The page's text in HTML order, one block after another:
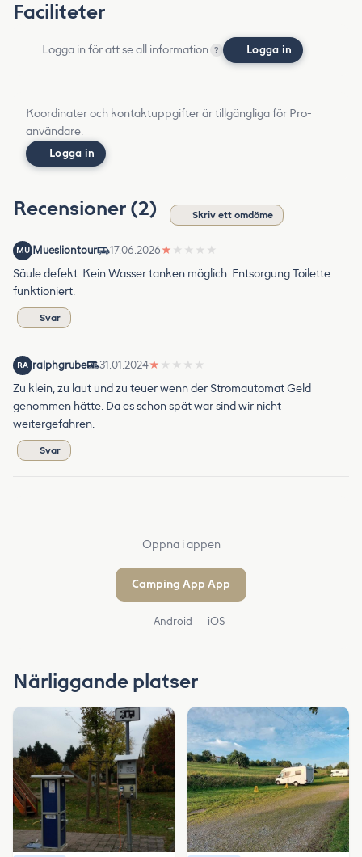
Faciliteter
Logga in för att se all information ? Logga in
Koordinater och kontaktuppgifter är tillgängliga för Pro-
användare.
Logga in
Recensioner (2) Skriv ett omdöme
MU Muesliontour 17.06.2026★ ★ ★ ★ ★
Säule defekt. Kein Wasser tanken möglich. Entsorgung Toilette
funktioniert.
Svar
RA ralphgrube 31.01.2024★ ★ ★ ★ ★
Zu klein, zu laut und zu teuer wenn der Stromautomat Geld
genommen hätte. Da es schon spät war sind wir nicht
weitergefahren.
Svar
Öppna i appen
Camping App App
Android iOS
Närliggande platser